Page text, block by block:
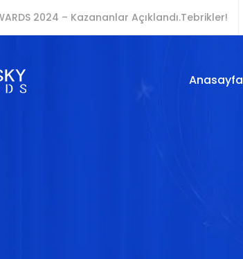
2024 – Kazananlar Açıklandı.Tebrikler!
Anasayfa